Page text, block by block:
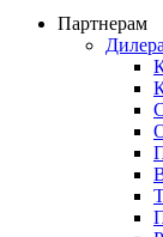
Партнерам